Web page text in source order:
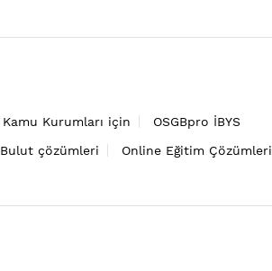
Kamu Kurumları için
OSGBpro İBYS
Bulut çözümleri Online Eğitim Çözümleri